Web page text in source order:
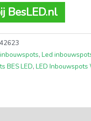
BesLED.nl
,Led
BES LED,LED Inbouwspots